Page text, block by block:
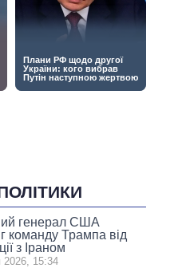
генерал США
команду Трампа від
з Іраном
2026, 15:34